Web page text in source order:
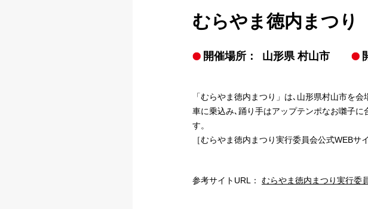
むらやま徳内まつり
開催場所： 山形県 村山市
「むらやま徳内まつり」は､山形県村山市を
車に乗込み､踊り手はアップテンポなお囃子
す。
［むらやま徳内まつり実行委員会公式WEBサ
参考サイトURL： むらやま徳内まつり実行委